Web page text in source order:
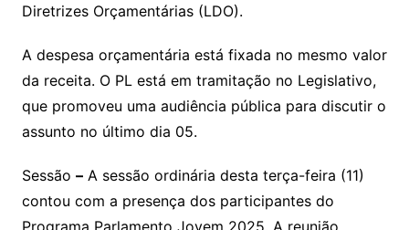
Diretrizes Orçamentárias (LDO).
A despesa orçamentária está fixada no mesmo valor
da receita. O PL está em tramitação no Legislativo,
que promoveu uma audiência pública para discutir o
assunto no último dia 05.
Sessão –A sessão ordinária desta terça-feira (11)
contou com a presença dos participantes do
Programa Parlamento Jovem 2025. A reunião